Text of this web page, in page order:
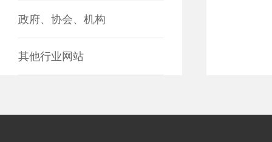
政府、协会、机构
其他行业网站